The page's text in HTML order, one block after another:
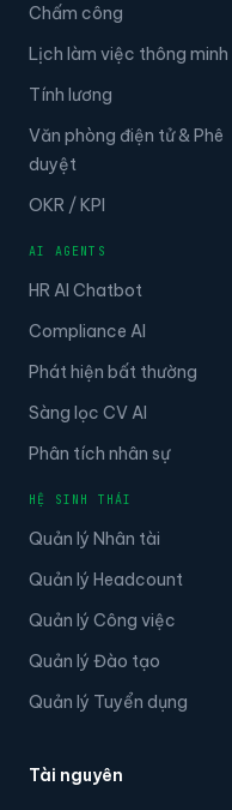
Chấm công
Lịch làm việc thông minh
Tính lương
Văn phòng điện tử & Phê
duyệt
OKR / KPI
AI AGENTS
HR AI Chatbot
Compliance AI
Phát hiện bất thường
Sàng lọc CV AI
Phân tích nhân sự
HỆ SINH THÁI
Quản lý Nhân tài
Quản lý Headcount
Quản lý Công việc
Quản lý Đào tạo
Quản lý Tuyển dụng
Tài nguyên